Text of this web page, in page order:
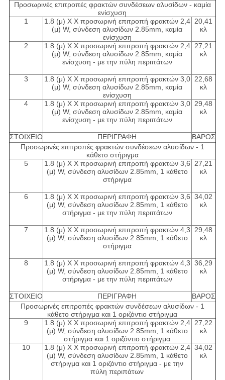
Προσωρινές επιτροπές φρακτών συνδέσεων αλυσίδων - καμία
ενίσχυση
1
1.8 (μ) Χ Χ προσωρινή επιτροπή φρακτών 2,4
(μ) W, σύνδεση αλυσίδων 2.85mm, καμία
ενίσχυση
20,41
κλ
2
1.8 (μ) Χ Χ προσωρινή επιτροπή φρακτών 2,4
(μ) W, σύνδεση αλυσίδων 2.85mm, καμία
ενίσχυση - με την πύλη περιπάτων
27,21
κλ
3
1.8 (μ) Χ Χ προσωρινή επιτροπή φρακτών 3,0
(μ) W, σύνδεση αλυσίδων 2.85mm, καμία
ενίσχυση
22,68
κλ
4
1.8 (μ) Χ Χ προσωρινή επιτροπή φρακτών 3,0
(μ) W, σύνδεση αλυσίδων 2.85mm, καμία
ενίσχυση - με την πύλη περιπάτων
29,48
κλ
ΣΤΟΙΧΕΙΟ ΠΕΡΙΓΡΑΦΗ
ΒΑΡΟΣ
Προσωρινές επιτροπές φρακτών συνδέσεων αλυσίδων - 1
κάθετο στήριγμα
5
1.8 (μ) Χ Χ προσωρινή επιτροπή φρακτών 3,6
(μ) W, σύνδεση αλυσίδων 2.85mm, 1 κάθετο
στήριγμα
27,21
κλ
6
1.8 (μ) Χ Χ προσωρινή επιτροπή φρακτών 3,6
(μ) W, σύνδεση αλυσίδων 2.85mm, 1 κάθετο
στήριγμα - με την πύλη περιπάτων
34,02
κλ
7
1.8 (μ) Χ Χ προσωρινή επιτροπή φρακτών 4,3
(μ) W, σύνδεση αλυσίδων 2.85mm, 1 κάθετο
στήριγμα
29,48
κλ
8
1.8 (μ) Χ Χ προσωρινή επιτροπή φρακτών 4,3
(μ) W, σύνδεση αλυσίδων 2.85mm, 1 κάθετο
στήριγμα - με την πύλη περιπάτων
36,29
κλ
ΣΤΟΙΧΕΙΟ ΠΕΡΙΓΡΑΦΗ
ΒΑΡΟΣ
Προσωρινές επιτροπές φρακτών συνδέσεων αλυσίδων - 1
κάθετο στήριγμα και 1 οριζόντιο στήριγμα
9
1.8 (μ) Χ Χ προσωρινή επιτροπή φρακτών 2,4
(μ) W, σύνδεση αλυσίδων 2.85mm, 1 κάθετο
στήριγμα και 1 οριζόντιο στήριγμα
27,22
κλ
10
1.8 (μ) Χ Χ προσωρινή επιτροπή φρακτών 2,4
(μ) W, σύνδεση αλυσίδων 2.85mm, 1 κάθετο
στήριγμα και 1 οριζόντιο στήριγμα - με την
πύλη περιπάτων
34,02
κλ